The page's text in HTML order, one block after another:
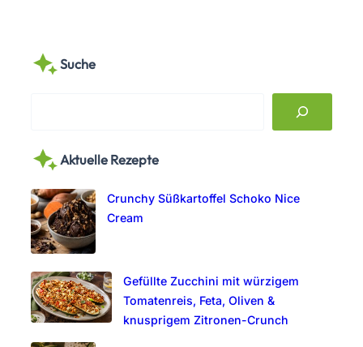
Suche
r
h
Aktuelle Rezepte
Crunchy Süßkartoffel Schoko Nice
Cream
Gefüllte Zucchini mit würzigem
Tomatenreis, Feta, Oliven &
knusprigem Zitronen-Crunch